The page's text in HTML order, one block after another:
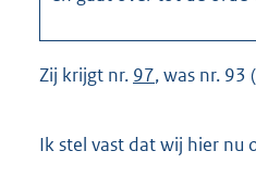
Zij krijgt nr. 97, was nr. 93 (
Ik stel vast dat wij hier nu